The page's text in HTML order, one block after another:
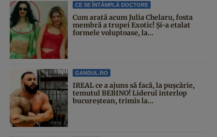
CE SE ÎNTÂMPLĂ DOCTORE
Cum arată acum Julia Chelaru, fosta
membră a trupei Exotic! Și-a etalat
formele voluptoase, la...
GANDUL.RO
IREAL ce a ajuns să facă, la pușcărie,
temutul BEBINO! Liderul interlop
bucureștean, trimis la...